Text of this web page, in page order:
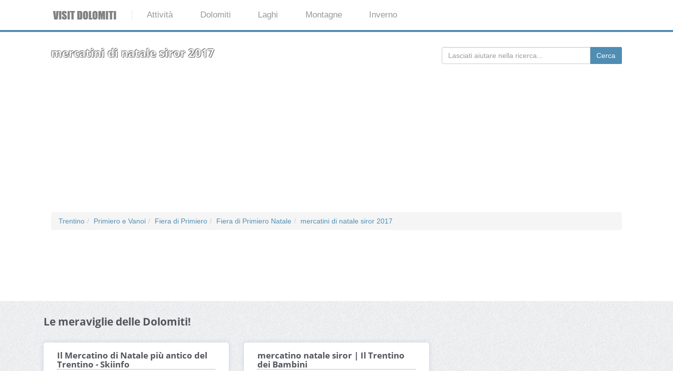
Attività Dolomiti Laghi Montagne Inverno
mercatini di natale siror 2017
Trentino Primiero e Vanoi Fiera di Primiero Fiera di Primiero Natale mercatini di natale siror 2017
Le meraviglie delle Dolomiti!
Il Mercatino di Natale più antico del
Trentino - Skiinfo
mercatino natale siror | Il Trentino
dei Bambini